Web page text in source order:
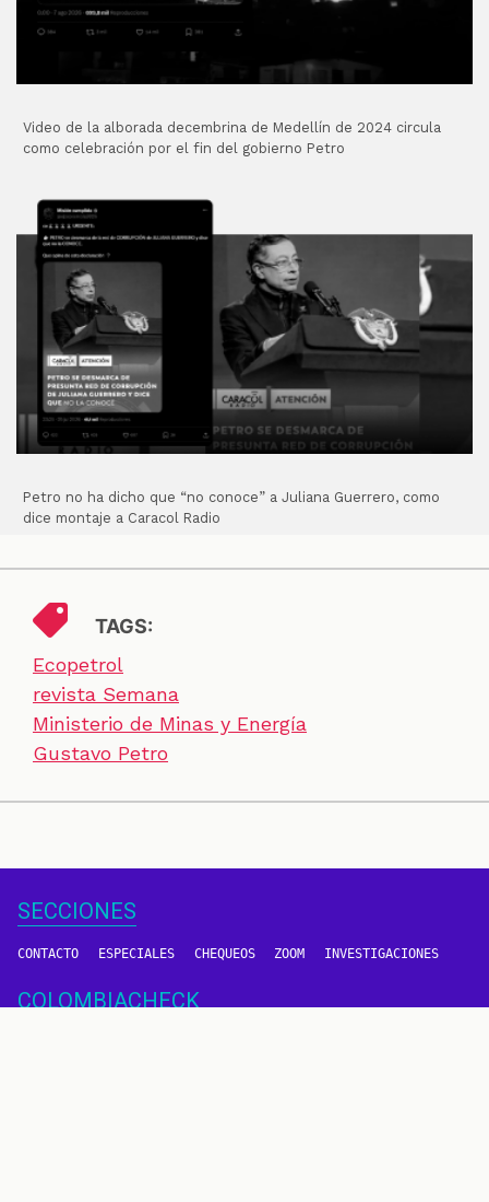
Video de la alborada decembrina de Medellín de 2024 circula
como celebración por el fin del gobierno Petro
Petro no ha dicho que “no conoce” a Juliana Guerrero, como
dice montaje a Caracol Radio
TAGS:
Ecopetrol
revista Semana
Ministerio de Minas y Energía
Gustavo Petro
SECCIONES
CONTACTO ESPECIALES CHEQUEOS ZOOM INVESTIGACIONES
COLOMBIACHECK